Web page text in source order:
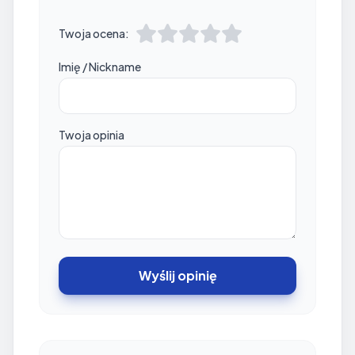
Twoja ocena:
Imię / Nickname
Twoja opinia
Wyślij opinię